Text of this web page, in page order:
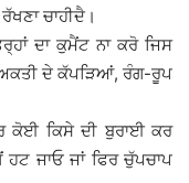
ਚਾਹੀਦੈ।
ਦਾ ਕੁਮੈਂਟ ਨਾ ਕਰੋ ਜਿਸ
ਦੇ ਕੱਪੜਿਆਂ, ਰੰਗ-ਰੂਪ
ਕੋਈ ਕਿਸੇ ਦੀ ਬੁਰਾਈ ਕਰ
ਜਾਓ ਜਾਂ ਫਿਰ ਚੁੱਪਚਾਪ